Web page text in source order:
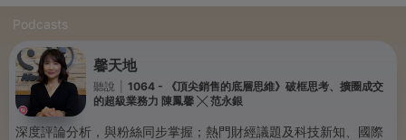
Podcasts
馨天地
聽說
1064 - 《頂尖銷售的底層思維》破框思考、擴圈成交
的超級業務力 陳鳳馨 ╳ 范永銀
深度評論分析，與粉絲同步掌握；熱門財經議題及科技新知、國際